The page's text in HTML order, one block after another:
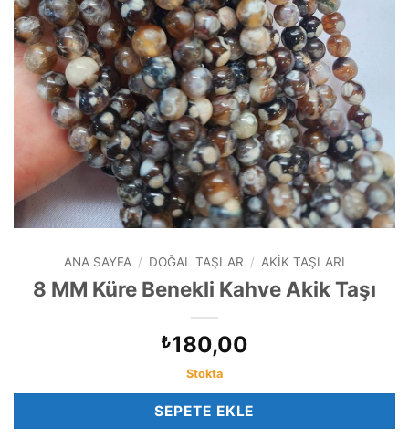
ANA SAYFA / DOĞAL TAŞLAR / AKIK TAŞLARI
8 MM Küre Benekli Kahve Akik Taşı
₺180,00
Stokta
SEPETE EKLE